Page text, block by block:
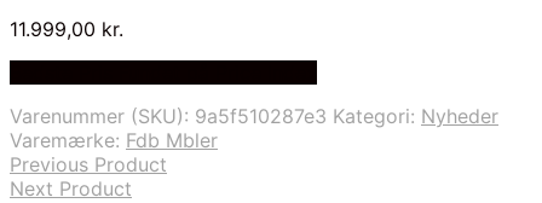
11.999,00 kr.
Varenummer (SKU): 9a5f510287e3 Kategori: Nyheder
Varemærke: Fdb Mbler
Previous Product
Next Product